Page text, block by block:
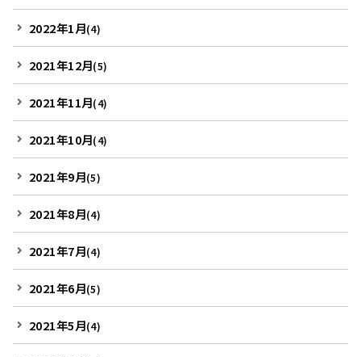
2022年1月(4)
2021年12月(5)
2021年11月(4)
2021年10月(4)
2021年9月(5)
2021年8月(4)
2021年7月(4)
2021年6月(5)
2021年5月(4)